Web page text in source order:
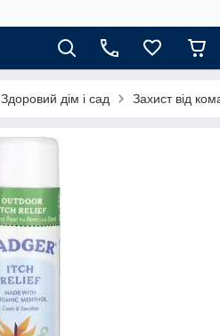
Здоровий дім і сад Захист від